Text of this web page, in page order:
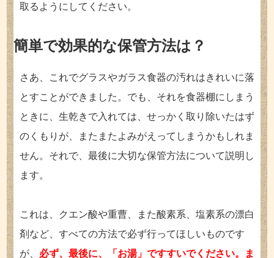
取るようにしてください。
簡単で効果的な保管方法は？
さあ、これでグラスやガラス食器の汚れはきれいに落
とすことができました。でも、それを食器棚にしまう
ときに、生乾きで入れては、せっかく取り除いたはず
のくもりが、またまたよみがえってしまうかもしれま
せん。それで、最後に大切な保管方法について説明し
ます。
これは、クエン酸や重曹、また酸素系、塩素系の漂白
剤など、すべての方法で必ず行ってほしいものです
が、 必ず、最後に、「お湯」ですすいでください。ま